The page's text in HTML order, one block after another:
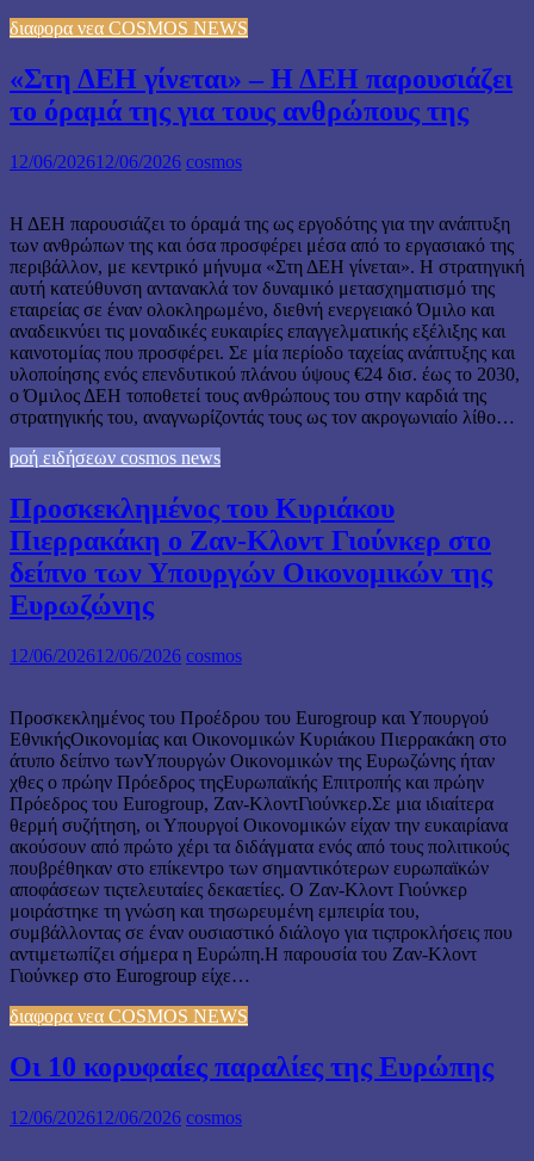
διαφορα νεα COSMOS NEWS
«Στη ΔΕΗ γίνεται» – Η ΔΕΗ παρουσιάζει
το όραμά της για τους ανθρώπους της
12/06/202612/06/2026 cosmos
Η ΔΕΗ παρουσιάζει το όραμά της ως εργοδότης για την ανάπτυξη
των ανθρώπων της και όσα προσφέρει μέσα από το εργασιακό της
περιβάλλον, με κεντρικό μήνυμα «Στη ΔΕΗ γίνεται». Η στρατηγική
αυτή κατεύθυνση αντανακλά τον δυναμικό μετασχηματισμό της
εταιρείας σε έναν ολοκληρωμένο, διεθνή ενεργειακό Όμιλο και
αναδεικνύει τις μοναδικές ευκαιρίες επαγγελματικής εξέλιξης και
καινοτομίας που προσφέρει. Σε μία περίοδο ταχείας ανάπτυξης και
υλοποίησης ενός επενδυτικού πλάνου ύψους €24 δισ. έως το 2030,
ο Όμιλος ΔΕΗ τοποθετεί τους ανθρώπους του στην καρδιά της
στρατηγικής του, αναγνωρίζοντάς τους ως τον ακρογωνιαίο λίθο…
ροή ειδήσεων cosmos news
Προσκεκλημένος του Κυριάκου
Πιερρακάκη ο Ζαν-Κλοντ Γιούνκερ στο
δείπνο των Υπουργών Οικονομικών της
Ευρωζώνης
12/06/202612/06/2026 cosmos
Προσκεκλημένος του Προέδρου του Eurogroup και Υπουργού
ΕθνικήςΟικονομίας και Οικονομικών Κυριάκου Πιερρακάκη στο
άτυπο δείπνο τωνΥπουργών Οικονομικών της Ευρωζώνης ήταν
χθες ο πρώην Πρόεδρος τηςΕυρωπαϊκής Επιτροπής και πρώην
Πρόεδρος του Eurogroup, Ζαν-ΚλοντΓιούνκερ.Σε μια ιδιαίτερα
θερμή συζήτηση, οι Υπουργοί Οικονομικών είχαν την ευκαιρίανα
ακούσουν από πρώτο χέρι τα διδάγματα ενός από τους πολιτικούς
πουβρέθηκαν στο επίκεντρο των σημαντικότερων ευρωπαϊκών
αποφάσεων τιςτελευταίες δεκαετίες. Ο Ζαν-Κλοντ Γιούνκερ
μοιράστηκε τη γνώση και τησωρευμένη εμπειρία του,
συμβάλλοντας σε έναν ουσιαστικό διάλογο για τιςπροκλήσεις που
αντιμετωπίζει σήμερα η Ευρώπη.Η παρουσία του Ζαν-Κλοντ
Γιούνκερ στο Eurogroup είχε…
διαφορα νεα COSMOS NEWS
Οι 10 κορυφαίες παραλίες της Ευρώπης
12/06/202612/06/2026 cosmos